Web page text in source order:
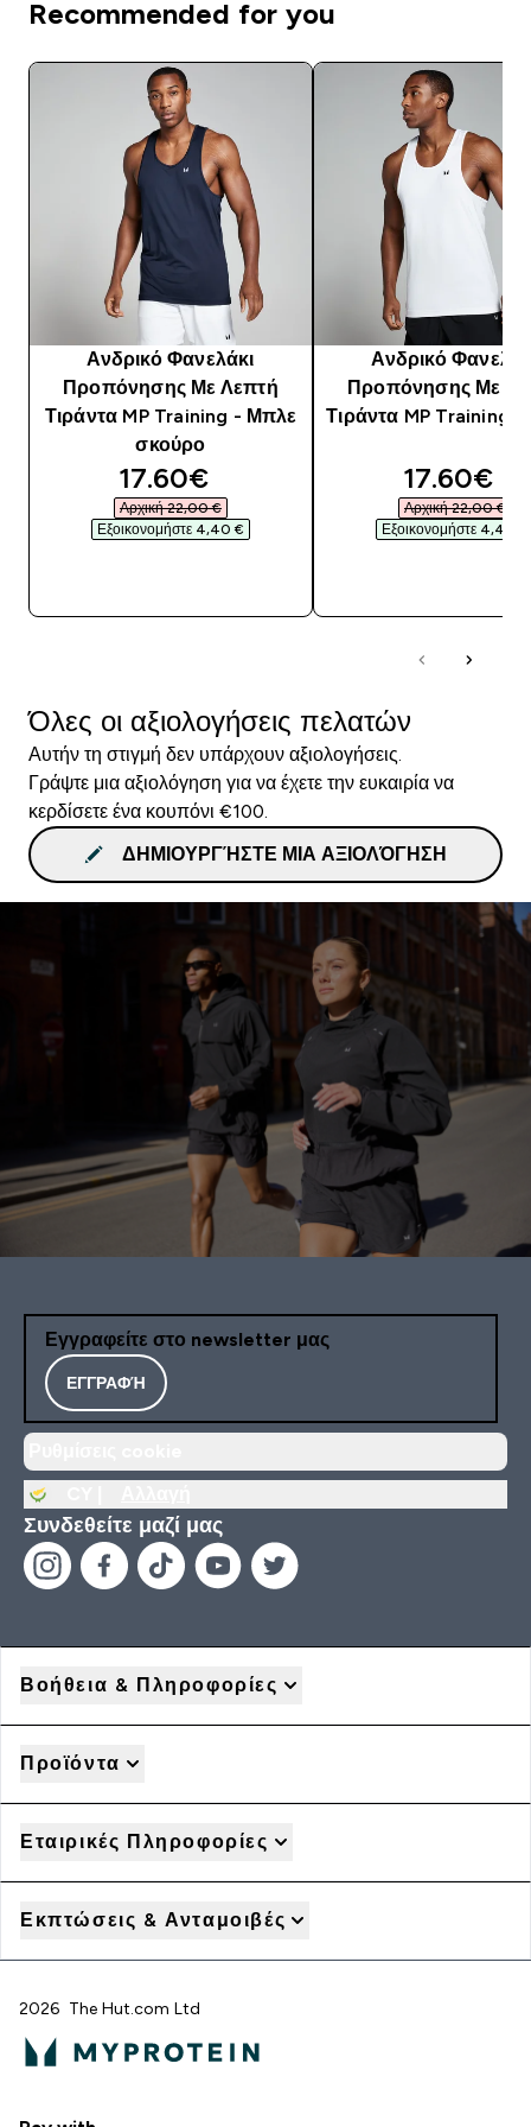
Recommended for you
Ανδρικό Φανελάκι
Προπόνησης Με Λεπτή
Τιράντα MP Training - Μπλε
σκούρο
discounted price
17.60€‎
Αρχική 22,00 €‎
Εξοικονομήστε 4,40 €‎
Ανδρικό
Προπόνησης Με
Τιράντα MP Training -
17.60€‎
Αρχική 22,00 €‎
Εξοικονομήστε 4,40 €‎
Όλες οι αξιολογήσεις πελατών
Αυτήν τη στιγμή δεν υπάρχουν αξιολογήσεις.
Γράψτε μια αξιολόγηση για να έχετε την ευκαιρία να
κερδίσετε ένα κουπόνι €100.
ΔΗΜΙΟΥΡΓΉΣΤΕ ΜΙΑ ΑΞΙΟΛΌΓΗΣΗ
Εγγραφείτε στο newsletter μας
ΕΓΓΡΑΦΉ
Συνδεθείτε μαζί μας
Βοήθεια & Πληροφορίες
Προϊόντα
Εταιρικές Πληροφορίες
Εκπτώσεις & Ανταμοιβές
2026 The Hut.com Ltd